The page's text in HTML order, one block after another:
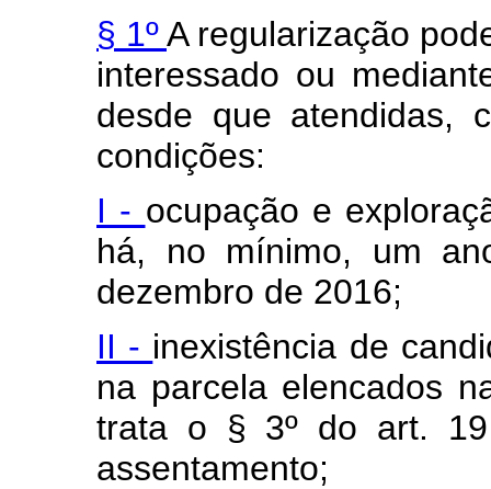
§ 1ºA regularização
interessado ou
desde que atendidas,
condições:
I - ocupação e
há, no mínimo, um
dezembro de 2016;
II - inexistência de
na parcela elencados
trata o § 3º do art.
assentamento;